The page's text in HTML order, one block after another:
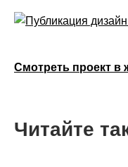
Смотреть проект в
Читайте